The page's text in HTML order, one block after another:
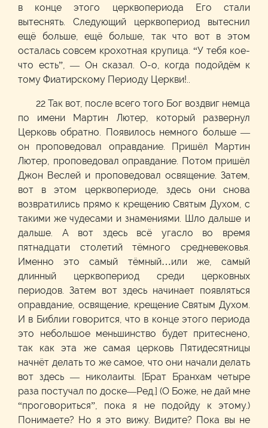
в конце этого церквопериода Его стали
вытеснять. Следующий церквопериод вытеснил
ещё больше, ещё больше, так что вот в этом
осталась совсем крохотная крупица. “У тебя кое-
что есть”, — Он сказал. О-о, когда подойдём к
тому Фиатирскому Периоду Церкви!..
22 Так вот, после всего того Бог воздвиг немца
по имени Мартин Лютер, который развернул
Церковь обратно. Появилось немного больше —
он проповедовал оправдание. Пришёл Мартин
Лютер, проповедовал оправдание. Потом пришёл
Джон Веслей и проповедовал освящение. Затем,
вот в этом церквопериоде, здесь они снова
возвратились прямо к крещению Святым Духом, с
такими же чудесами и знамениями. Шло дальше и
дальше. А вот здесь всё угасло во время
пятнадцати столетий тёмного средневековья.
Именно это самый тёмный…или же, самый
длинный церквопериод среди церковных
периодов. Затем вот здесь начинает появляться
оправдание, освящение, крещение Святым Духом.
И в Библии говорится, что в конце этого периода
это небольшое меньшинство будет притеснено,
так как эта же самая церковь Пятидесятницы
начнёт делать то же самое, что они начали делать
вот здесь — николаиты. [Брат Бранхам четыре
раза постучал по доске—Ред.] (О Боже, не дай мне
“проговориться”, пока я не подойду к этому.)
Понимаете? Но я это вижу. Видите? Пока вы не